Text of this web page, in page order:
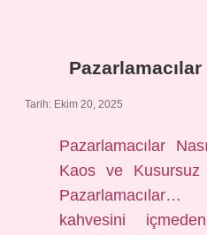
Pazarlamacılar
Tarih: Ekim 20, 2025
Pazarlamacılar
Kaos ve Kusursuz
kahvesini